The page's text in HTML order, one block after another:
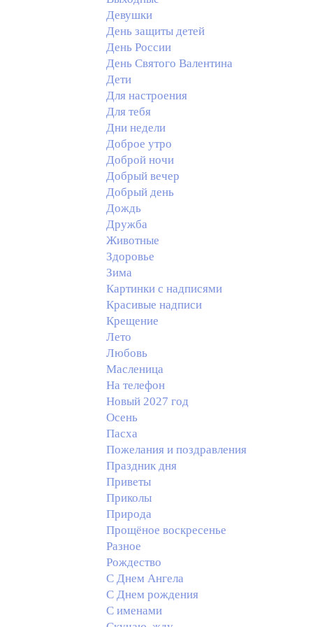
Девушки
День защиты детей
День России
День Святого Валентина
Дети
Для настроения
Для тебя
Дни недели
Доброе утро
Доброй ночи
Добрый вечер
Добрый день
Дождь
Дружба
Животные
Здоровье
Зима
Картинки с надписями
Красивые надписи
Крещение
Лето
Любовь
Масленица
На телефон
Новый 2027 год
Осень
Пасха
Пожелания и поздравления
Праздник дня
Приветы
Приколы
Природа
Прощёное воскресенье
Разное
Рождество
С Днем Ангела
С Днем рождения
С именами